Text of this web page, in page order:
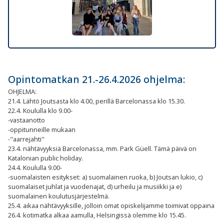
Opintomatkan 21.-26.4.2026 ohjelma:
OHJELMA:
21.4. Lähtö Joutsasta klo 4.00, perillä Barcelonassa klo 15.30.
22.4. Koululla klo 9.00-
-vastaanotto
-oppitunneille mukaan
-"aarrejahti"
23.4. nähtävyyksiä Barcelonassa, mm. Park Güell. Tämä päivä on
Katalonian public holiday.
24.4. Koululla 9.00-
-suomalaisten esitykset: a) suomalainen ruoka, b) Joutsan lukio, c)
suomalaiset juhlat ja vuodenajat, d) urheilu ja musiikki ja e)
suomalainen koulutusjärjestelmä.
25.4. aikaa nähtävyyksille, jolloin omat opiskelijamme toimivat oppaina
26.4. kotimatka alkaa aamulla, Helsingissä olemme klo 15.45.